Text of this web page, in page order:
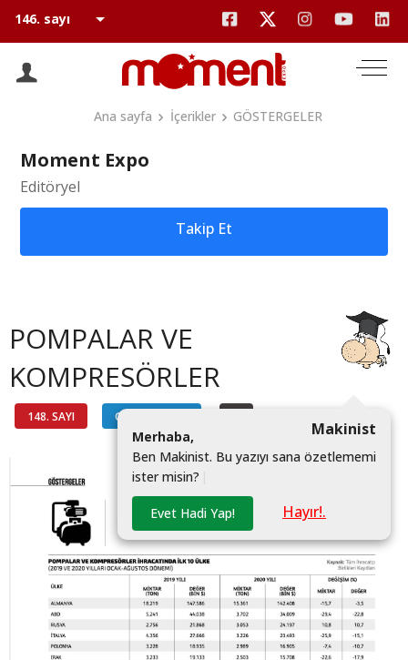
Ana sayfa İçerikler GÖSTERGELER
Moment Expo
Editöryel
Takip Et
POMPALAR VE
KOMPRESÖRLER
148. SAYI GÖSTERGELER
Makinist
Merhaba,
Ben Makinist. Bu yazıyı sana özetlememi
ister misin?
Evet Hadi Yap! Hayır!.